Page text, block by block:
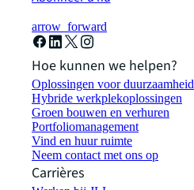
arrow_forward
Hoe kunnen we helpen?
Oplossingen voor duurzaamheid
Hybride werkplekoplossingen
Groen bouwen en verhuren
Portfoliomanagement
Vind en huur ruimte
Neem contact met ons op
Carrières